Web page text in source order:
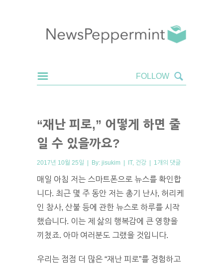
“재난 피로,” 어떻게 하면 줄
일 수 있을까요?
2017년 10월 25일 | By: jisukim | IT, 건강 | 1개의 댓글
매일 아침 저는 스마트폰으로 뉴스를 확인합
니다. 최근 몇 주 동안 저는 총기 난사, 허리케
인 참사, 산불 등에 관한 뉴스로 하루를 시작
했습니다. 이는 제 삶의 행복감에 큰 영향을
끼쳤죠. 아마 여러분도 그랬을 것입니다.
우리는 점점 더 많은 “재난 피로”를 경험하고